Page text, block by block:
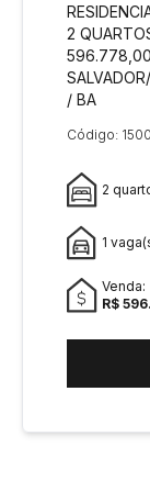
2
596.778,00
/ BA
Código: 1500
2
1
Venda:
R$